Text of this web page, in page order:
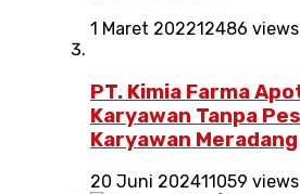
1 Maret 202212486 views
PT. Kimia Farma
Karyawan Tanpa
Karyawan Meradang
20 Juni 202411059 views